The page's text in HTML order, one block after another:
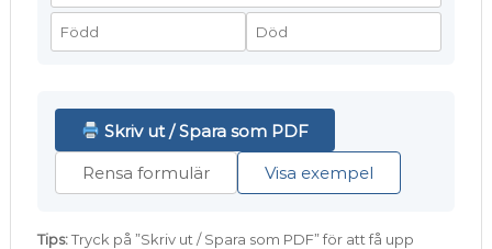
Skriv ut / Spara som PDF
Rensa formulär Visa exempel
Tips:Tryck på ”Skriv ut / Spara som PDF” för att få upp